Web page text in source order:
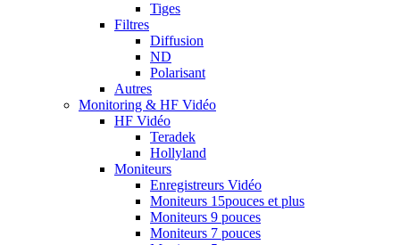
Tiges
Filtres
Diffusion
ND
Polarisant
Autres
Monitoring & HF Vidéo
HF Vidéo
Teradek
Hollyland
Moniteurs
Enregistreurs Vidéo
Moniteurs 15pouces et plus
Moniteurs 9 pouces
Moniteurs 7 pouces